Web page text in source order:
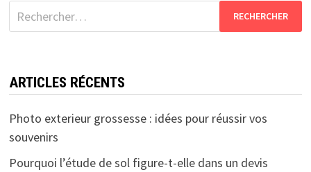
Rechercher :
ARTICLES RÉCENTS
Photo exterieur grossesse : idées pour réussir vos
souvenirs
Pourquoi l’étude de sol figure-t-elle dans un devis